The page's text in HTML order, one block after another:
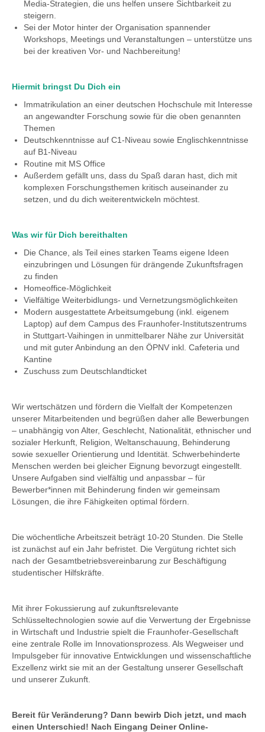
Media-Strategien, die uns helfen unsere Sichtbarkeit zu
steigern.
Sei der Motor hinter der Organisation spannender
Workshops, Meetings und Veranstaltungen – unterstütze uns
bei der kreativen Vor- und Nachbereitung!
Hiermit bringst Du Dich ein
Immatrikulation an einer deutschen Hochschule mit Interesse
an angewandter Forschung sowie für die oben genannten
Themen
Deutschkenntnisse auf C1-Niveau sowie Englischkenntnisse
auf B1-Niveau
Routine mit MS Office
Außerdem gefällt uns, dass du Spaß daran hast, dich mit
komplexen Forschungsthemen kritisch auseinander zu
setzen, und du dich weiterentwickeln möchtest.
Was wir für Dich bereithalten
Die Chance, als Teil eines starken Teams eigene Ideen
einzubringen und Lösungen für drängende Zukunftsfragen
zu finden
Homeoffice-Möglichkeit
Vielfältige Weiterbidlungs- und Vernetzungsmöglichkeiten
Modern ausgestattete Arbeitsumgebung (inkl. eigenem
Laptop) auf dem Campus des Fraunhofer-Institutszentrums
in Stuttgart-Vaihingen in unmittelbarer Nähe zur Universität
und mit guter Anbindung an den ÖPNV inkl. Cafeteria und
Kantine
Zuschuss zum Deutschlandticket
Wir wertschätzen und fördern die Vielfalt der Kompetenzen
unserer Mitarbeitenden und begrüßen daher alle Bewerbungen
– unabhängig von Alter, Geschlecht, Nationalität, ethnischer und
sozialer Herkunft, Religion, Weltanschauung, Behinderung
sowie sexueller Orientierung und Identität. Schwerbehinderte
Menschen werden bei gleicher Eignung bevorzugt eingestellt.
Unsere Aufgaben sind vielfältig und anpassbar – für
Bewerber*innen mit Behinderung finden wir gemeinsam
Lösungen, die ihre Fähigkeiten optimal fördern.
Die wöchentliche Arbeitszeit beträgt 10-20 Stunden. Die Stelle
ist zunächst auf ein Jahr befristet. Die Vergütung richtet sich
nach der Gesamtbetriebsvereinbarung zur Beschäftigung
studentischer Hilfskräfte.
Mit ihrer Fokussierung auf zukunftsrelevante
Schlüsseltechnologien sowie auf die Verwertung der Ergebnisse
in Wirtschaft und Industrie spielt die Fraunhofer-Gesellschaft
eine zentrale Rolle im Innovationsprozess. Als Wegweiser und
Impulsgeber für innovative Entwicklungen und wissenschaftliche
Exzellenz wirkt sie mit an der Gestaltung unserer Gesellschaft
und unserer Zukunft.
Bereit für Veränderung? Dann bewirb Dich jetzt, und mach
einen Unterschied! Nach Eingang Deiner Online-